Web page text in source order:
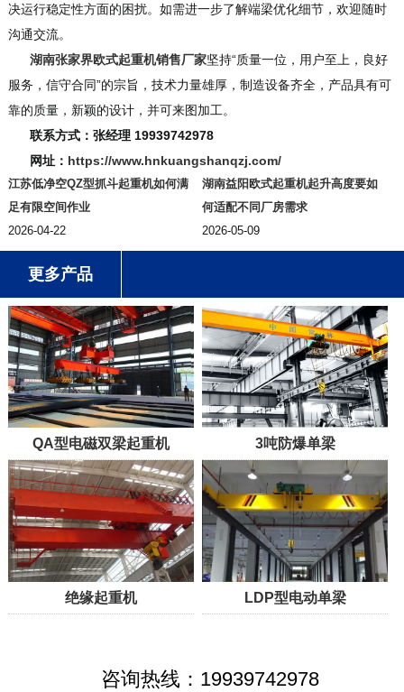
决运行稳定性方面的困扰。如需进一步了解端梁优化细节，欢迎随时
沟通交流。
湖南张家界欧式起重机销售厂家坚持“质量一位，用户至上，良好
服务，信守合同”的宗旨，技术力量雄厚，制造设备齐全，产品具有可
靠的质量，新颖的设计，并可来图加工。
联系方式：张经理 19939742978
网址： https://www.hnkuangshanqzj.com/
江苏低净空QZ型抓斗起重机如何满
足有限空间作业
2026-04-22
湖南益阳欧式起重机起升高度要如
何适配不同厂房需求
2026-05-09
更多产品
QA型电磁双梁起重机 3吨防爆单梁
绝缘起重机 LDP型电动单梁
咨询热线：19939742978